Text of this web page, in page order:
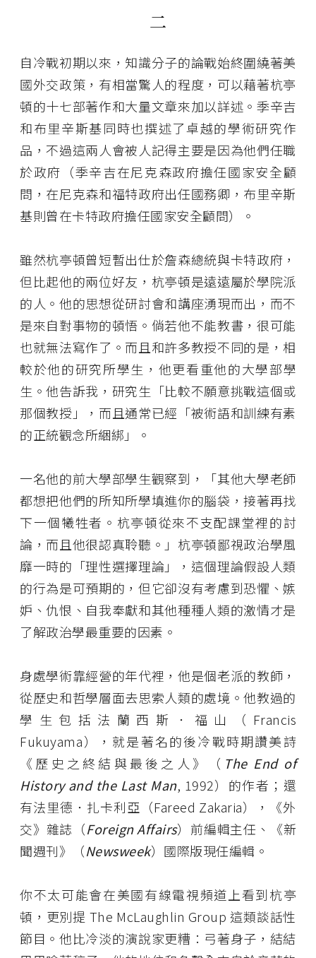
二
自冷戰初期以來，知識分子的論戰始終圍繞著美
國外交政策，有相當驚人的程度，可以藉著杭亭
頓的十七部著作和大量文章來加以詳述。季辛吉
和布里辛斯基同時也撰述了卓越的學術研究作
品，不過這兩人會被人記得主要是因為他們任職
於政府（季辛吉在尼克森政府擔任國家安全顧
問，在尼克森和福特政府出任國務卿，布里辛斯
基則曾在卡特政府擔任國家安全顧問）。
雖然杭亭頓曾短暫出仕於詹森總統與卡特政府，
但比起他的兩位好友，杭亭頓是遠遠屬於學院派
的人。他的思想從研討會和講座湧現而出，而不
是來自對事物的頓悟。倘若他不能教書，很可能
也就無法寫作了。而且和許多教授不同的是，相
較於他的研究所學生，他更看重他的大學部學
生。他告訴我，研究生「比較不願意挑戰這個或
那個教授」，而且通常已經「被術語和訓練有素
的正統觀念所綑綁」。
一名他的前大學部學生觀察到，「其他大學老師
都想把他們的所知所學填進你的腦袋，接著再找
下一個犧牲者。杭亭頓從來不支配課堂裡的討
論，而且他很認真聆聽。」杭亭頓鄙視政治學風
靡一時的「理性選擇理論」，這個理論假設人類
的行為是可預期的，但它卻沒有考慮到恐懼、嫉
妒、仇恨、自我奉獻和其他種種人類的激情才是
了解政治學最重要的因素。
身處學術靠經營的年代裡，他是個老派的教師，
從歷史和哲學層面去思索人類的處境。他教過的
學生包括法蘭西斯．福山（Francis
Fukuyama），就是著名的後冷戰時期讚美詩
《歷史之終結與最後之人》（ The End of
History and the Last Man, 1992）的作者；還
有法里德．扎卡利亞（Fareed Zakaria），《外
交》雜誌（Foreign Affairs）前編輯主任、《新
聞週刊》（Newsweek）國際版現任編輯。
你不太可能會在美國有線電視頻道上看到杭亭
頓，更別提 The McLaughlin Group 這類談話性
節目。他比冷淡的演說家更糟：弓著身子，結結